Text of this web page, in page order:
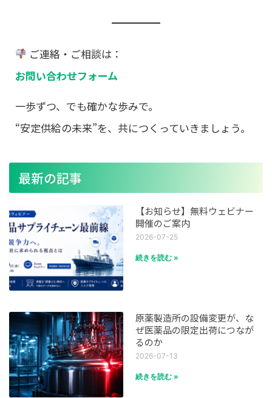
ご連絡・ご相談は：
お問い合わせフォーム
一歩ずつ、でも確かな歩みで。
“安定供給の未来”を、共につくっていきましょう。
最新の記事
【お知らせ】無料ウェビナー
開催のご案内
2026-07-25
続きを読む »
原薬製造所の設備変更が、な
ぜ医薬品の限定出荷につなが
るのか
2026-07-13
続きを読む »